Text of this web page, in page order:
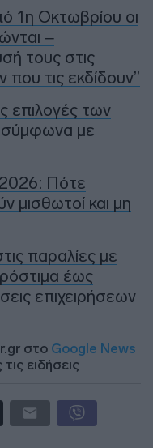
1η Οκτωβρίου οι
–
τους στις
τις εκδίδουν”
επιλογές των
σύμφωνα με
2026: Πότε
μισθωτοί και μη
παραλίες με
έως
επιχειρήσεων
στο Google News
ειδήσεις